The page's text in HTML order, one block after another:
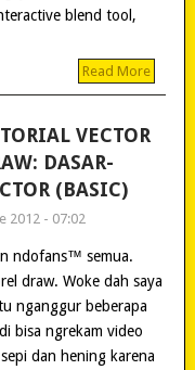
blend tool,
Read More
VECTOR
DASAR-
(BASIC)
2012 - 07:02
ndofans™ semua.
draw. Woke dah saya
nganggur beberapa
bisa ngrekam video
dan hening karena